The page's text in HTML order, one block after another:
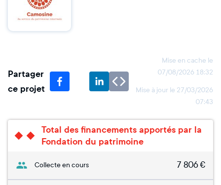
Partager
ce projet
Mise en cache le
07/08/2026 18:32
Mise à jour le 27/03/2026
07:43
Total des financements apportés par la
Fondation du patrimoine
Collecte en cours 7 806€